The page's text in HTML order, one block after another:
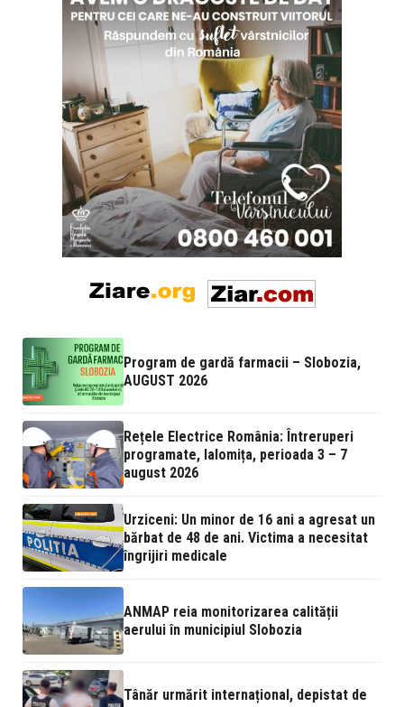
Program de gardă farmacii – Slobozia,
AUGUST 2026
Rețele Electrice România: Întreruperi
programate, Ialomița, perioada 3 – 7
august 2026
Urziceni: Un minor de 16 ani a agresat un
bărbat de 48 de ani. Victima a necesitat
îngrijiri medicale
ANMAP reia monitorizarea calității
aerului în municipiul Slobozia
Tânăr urmărit internațional, depistat de